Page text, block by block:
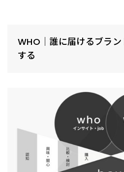
WHO｜誰に届けるブラ
する